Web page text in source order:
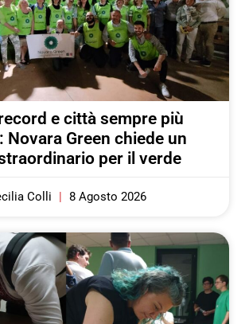
e città sempre più
Novara Green chiede un
per il verde
Colli 8 Agosto 2026